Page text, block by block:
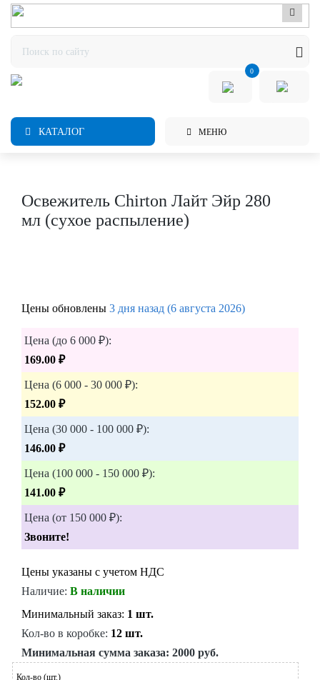
0
КАТАЛОГ МЕНЮ
Освежитель Chirton Лайт Эйр 280
мл (сухое распыление)
Цены обновлены 3 дня назад (6 августа 2026)
Цена (до 6 000 ₽):
169.00 ₽
Цена (6 000 - 30 000 ₽):
152.00 ₽
Цена (30 000 - 100 000 ₽):
146.00 ₽
Цена (100 000 - 150 000 ₽):
141.00 ₽
Цена (от 150 000 ₽):
Звоните!
Цены указаны с учетом НДС
Наличие: В наличии
Минимальный заказ: 1 шт.
Кол-во в коробке: 12 шт.
Минимальная сумма заказа: 2000 руб.
Кол-во (шт.)